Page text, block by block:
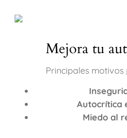
Mejora tu
Principales motivos
Autocrítica
Miedo al